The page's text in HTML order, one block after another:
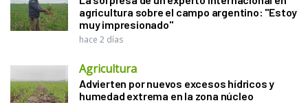
agricultura sobre el campo argentino: "Estoy
muy impresionado"
hace 2 días
Agricultura
Advierten por nuevos excesos hídricos y
humedad extrema en la zona núcleo